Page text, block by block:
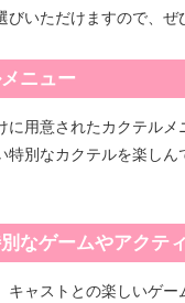
いただけますので、ぜ
ニュー
に用意されたカクテルメ
特別なカクテルを楽しん
なゲームやアクテ
キャストとの楽しいゲー